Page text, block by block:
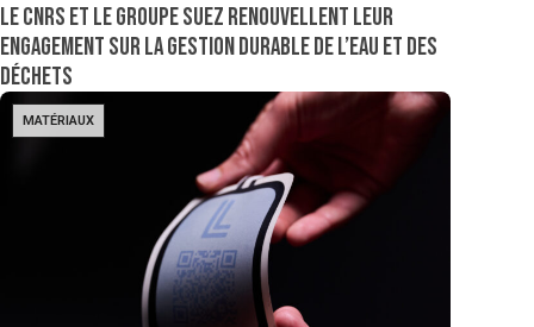
Le CNRS et le groupe Suez renouvellent leur
engagement sur la gestion durable de l’eau et des
déchets
MATÉRIAUX